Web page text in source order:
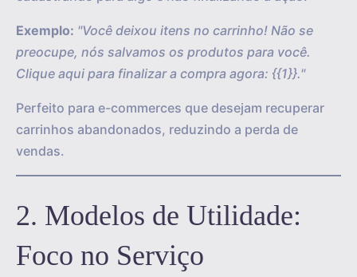
Exemplo: "Você deixou itens no carrinho! Não se
preocupe, nós salvamos os produtos para você.
Clique aqui para finalizar a compra agora: {{1}}."
Perfeito para e-commerces que desejam recuperar
carrinhos abandonados, reduzindo a perda de
vendas.
2. Modelos de Utilidade:
Foco no Serviço